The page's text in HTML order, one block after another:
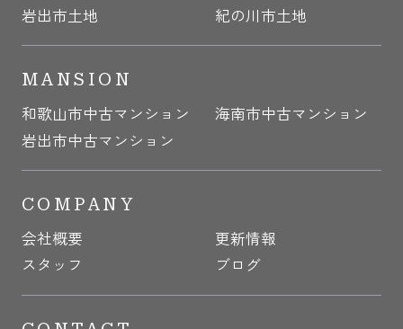
岩出市土地
紀の川市土地
MANSION
和歌山市中古マンション
海南市中古マンション
岩出市中古マンション
COMPANY
会社概要
更新情報
スタッフ
ブログ